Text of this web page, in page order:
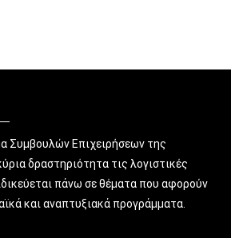
Συμβουλών Επιχειρήσεων της
δραστηριότητα τις λογιστικές
πάνω σε θέματα που αφορούν
και αναπτυξιακά προγράμματα.